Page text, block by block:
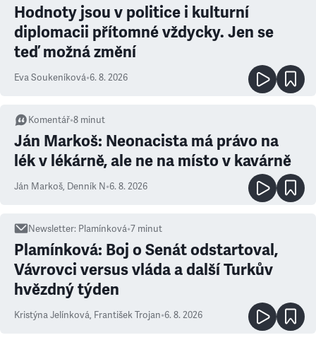
Hodnoty jsou v politice i kulturní
diplomacii přítomné vždycky. Jen se
teď možná změní
Eva Soukeníková•6. 8. 2026
Komentář•8 minut
Ján Markoš: Neonacista má právo na
lék v lékárně, ale ne na místo v kavárně
Ján Markoš, Denník N•6. 8. 2026
Newsletter: Plamínková•7 minut
Plamínková: Boj o Senát odstartoval,
Vávrovci versus vláda a další Turkův
hvězdný týden
Kristýna Jelínková, František Trojan•6. 8. 2026